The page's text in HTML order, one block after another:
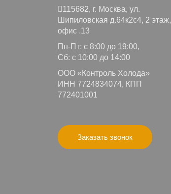
115682, г. Москва, ул.
Шипиловская д.64к2с4, 2 этаж,
офис .13
Пн-Пт: с 8:00 до 19:00,
Сб: с 10:00 до 14:00
ООО «Контроль Холода»
ИНН 7724834074, КПП
772401001
Заказать звонок